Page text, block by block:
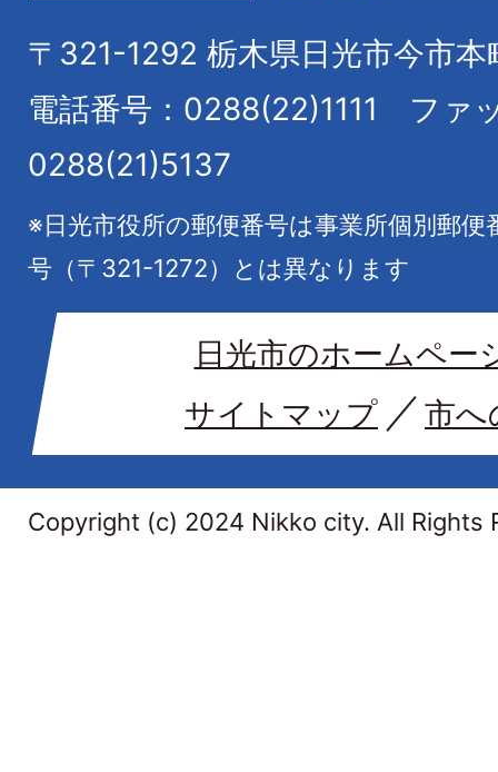
〒321-1292 栃木県日光市今市本
電話番号：0288(22)1111
ファ
0288(21)5137
※日光市役所の郵便番号は事業所個別郵
号（〒321-1272）とは異なります
日光市のホームペー
サイトマップ
市へ
Copyright (c) 2024 Nikko city. All Rights